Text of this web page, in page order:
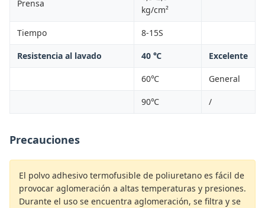
Prensa
kg/cm²
Tiempo 8-15S
Resistencia al lavado 40 ℃ Excelente
60℃ General
90℃ /
Precauciones
El polvo adhesivo termofusible de poliuretano es fácil de
provocar aglomeración a altas temperaturas y presiones.
Durante el uso se encuentra aglomeración, se filtra y se